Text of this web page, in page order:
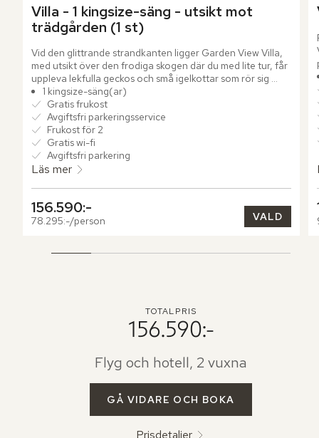
Villa - 1 kingsize-säng - utsikt mot
trädgården (1 st)
Vid den glittrande strandkanten ligger Garden View Villa,
med utsikt över den frodiga skogen där du med lite tur, får
uppleva lekfulla geckos och små igelkottar som rör sig
genom grönskan. Villan bjuder på rymliga 186 m² med
privat soldäck och en inbjudande plunge pool – en perfekt
tillflyktsort för avkoppling i naturens lugn.
1 kingsize-säng(ar)
Gratis frukost
Avgiftsfri parkeringsservice
Frukost för 2
Gratis wi-fi
Avgiftsfri parkering
Läs mer
156.590:-
78.295:-/person VALD
TOTALPRIS
156.590:-
Flyg och hotell, 2 vuxna
GÅ VIDARE OCH BOKA
Prisdetaljer